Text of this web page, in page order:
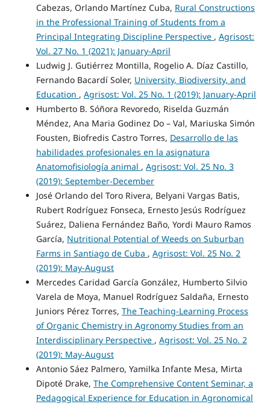
Cabezas, Orlando Martínez Cuba, Rural Constructions
in the Professional Training of Students from a
Principal Integrating Discipline Perspective , Agrisost:
Vol. 27 No. 1 (2021): January-April
Ludwig J. Gutiérrez Montilla, Rogelio A. Díaz Castillo,
Fernando Bacardí Soler, University, Biodiversity, and
Education , Agrisost: Vol. 25 No. 1 (2019): January-April
Humberto B. Sóñora Revoredo, Riselda Guzmán
Méndez, Ana Maria Godinez Do – Val, Mariuska Simón
Fousten, Biofredis Castro Torres, Desarrollo de las
habilidades profesionales en la asignatura
Anatomofisiología animal , Agrisost: Vol. 25 No. 3
(2019): September-December
José Orlando del Toro Rivera, Belyani Vargas Batis,
Rubert Rodríguez Fonseca, Ernesto Jesús Rodríguez
Suárez, Daliena Fernández Baño, Yordi Mauro Ramos
García, Nutritional Potential of Weeds on Suburban
Farms in Santiago de Cuba , Agrisost: Vol. 25 No. 2
(2019): May-August
Mercedes Caridad García González, Humberto Silvio
Varela de Moya, Manuel Rodríguez Saldaña, Ernesto
Juniors Pérez Torres, The Teaching-Learning Process
of Organic Chemistry in Agronomy Studies from an
Interdisciplinary Perspective , Agrisost: Vol. 25 No. 2
(2019): May-August
Antonio Sáez Palmero, Yamilka Infante Mesa, Mirta
Dipoté Drake, The Comprehensive Content Seminar, a
Pedagogical Experience for Education in Agronomical